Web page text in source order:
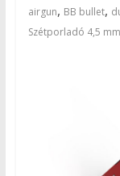
airgun, BB bullet,
Szétporladó 4,5